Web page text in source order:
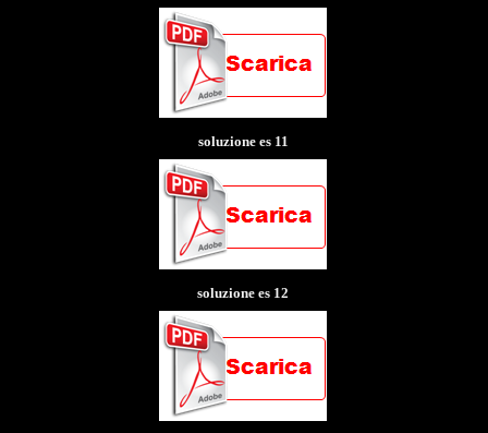
soluzione es 11
soluzione es 12